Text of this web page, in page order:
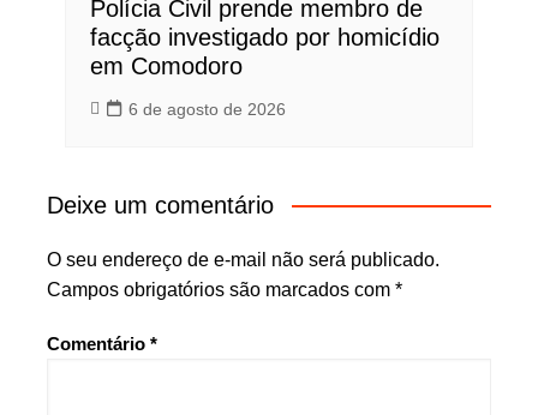
Polícia Civil prende membro de
facção investigado por homicídio
em Comodoro
6 de agosto de 2026
Deixe um comentário
O seu endereço de e-mail não será publicado.
Campos obrigatórios são marcados com *
Comentário *